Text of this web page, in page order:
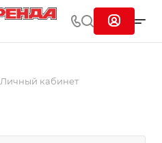
Личный кабинет